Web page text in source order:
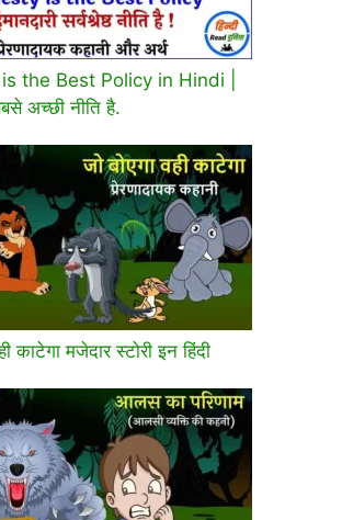
the Best Policy in Hindi |
अच्छी नीति है.
काटेगा मजेदार स्टोरी इन हिंदी